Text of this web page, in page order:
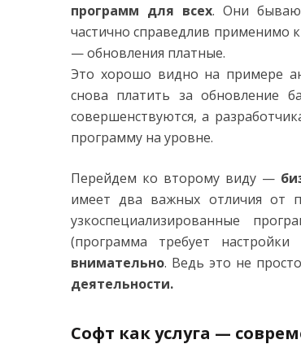
программ для всех. Они
частично справедлив применимо
— обновления платные.
Это хорошо видно на примере
снова платить за обновление
совершенствуются, а
программу на уровне.
Перейдем ко второму виду —
имеет два важных отличия от
узкоспециализированные
(программа требует
внимательно. Ведь это не
деятельности.
Софт как услуга —